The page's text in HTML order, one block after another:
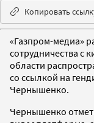
Копировать
«Газпром-медиа»
сотрудничества с
области
со ссылкой на
Чернышенко.
Чернышенко